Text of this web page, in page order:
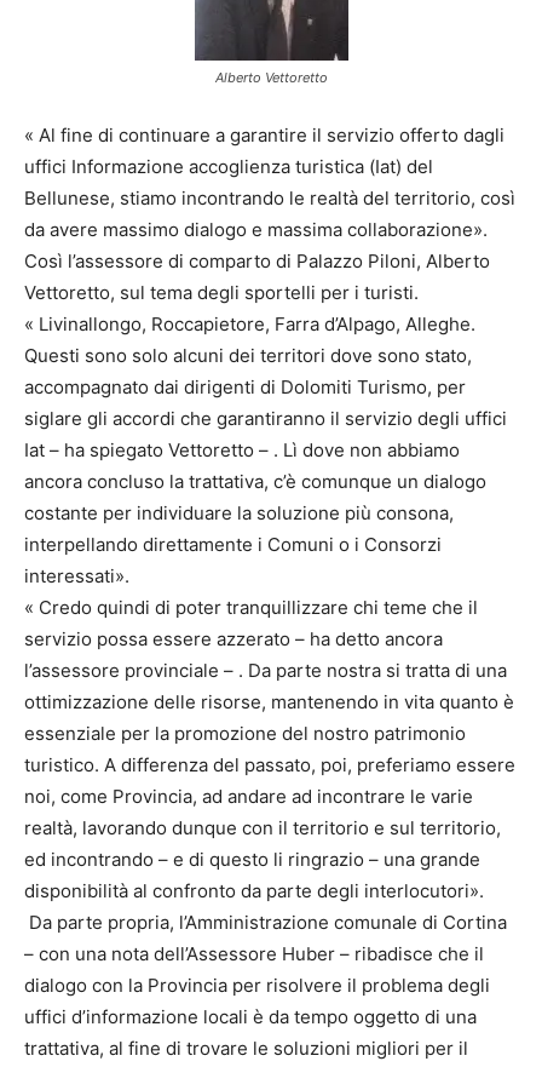
Alberto Vettoretto
« Al fine di continuare a garantire il servizio offerto dagli
uffici Informazione accoglienza turistica (Iat) del
Bellunese, stiamo incontrando le realtà del territorio, così
da avere massimo dialogo e massima collaborazione».
Così l’assessore di comparto di Palazzo Piloni, Alberto
Vettoretto, sul tema degli sportelli per i turisti.
« Livinallongo, Roccapietore, Farra d’Alpago, Alleghe.
Questi sono solo alcuni dei territori dove sono stato,
accompagnato dai dirigenti di Dolomiti Turismo, per
siglare gli accordi che garantiranno il servizio degli uffici
Iat – ha spiegato Vettoretto – . Lì dove non abbiamo
ancora concluso la trattativa, c’è comunque un dialogo
costante per individuare la soluzione più consona,
interpellando direttamente i Comuni o i Consorzi
interessati».
« Credo quindi di poter tranquillizzare chi teme che il
servizio possa essere azzerato – ha detto ancora
l’assessore provinciale – . Da parte nostra si tratta di una
ottimizzazione delle risorse, mantenendo in vita quanto è
essenziale per la promozione del nostro patrimonio
turistico. A differenza del passato, poi, preferiamo essere
noi, come Provincia, ad andare ad incontrare le varie
realtà, lavorando dunque con il territorio e sul territorio,
ed incontrando – e di questo li ringrazio – una grande
disponibilità al confronto da parte degli interlocutori».
Da parte propria, l’Amministrazione comunale di Cortina
– con una nota dell’Assessore Huber – ribadisce che il
dialogo con la Provincia per risolvere il problema degli
uffici d’informazione locali è da tempo oggetto di una
trattativa, al fine di trovare le soluzioni migliori per il